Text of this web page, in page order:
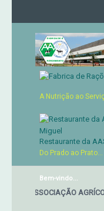
A Nutrição ao
Restaurante da
Do Prado ao Prato...
Bem-vindo...
DA ASSOCIAÇÃO